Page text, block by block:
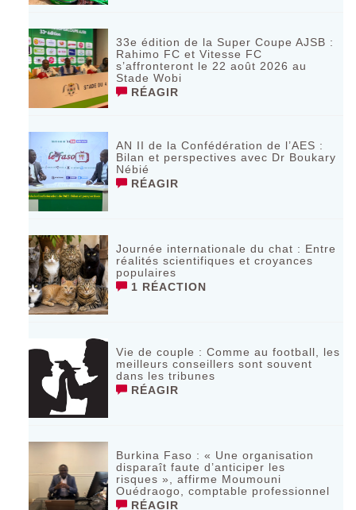
33e édition de la Super Coupe AJSB :
Rahimo FC et Vitesse FC
s’affronteront le 22 août 2026 au
Stade Wobi
RÉAGIR
AN II de la Confédération de l’AES :
Bilan et perspectives avec Dr Boukary
Nébié
RÉAGIR
Journée internationale du chat : Entre
réalités scientifiques et croyances
populaires
1 RÉACTION
Vie de couple : Comme au football, les
meilleurs conseillers sont souvent
dans les tribunes
RÉAGIR
Burkina Faso : « Une organisation
disparaît faute d’anticiper les
risques », affirme Moumouni
Ouédraogo, comptable professionnel
RÉAGIR